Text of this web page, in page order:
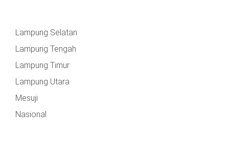
Lampung Selatan
Lampung Tengah
Lampung Timur
Lampung Utara
Mesuji
Nasional